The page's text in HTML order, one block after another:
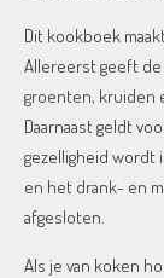
Dit kookboek
Allereerst geeft de
groenten, kruiden
Daarnaast geldt
gezelligheid
en het drank- en
afgesloten.
Als je van koken